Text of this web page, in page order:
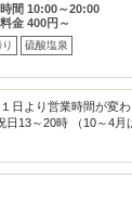
間 10:00～20:00
金 400円～
硫酸塩泉
日より営業時間が変
13～20時 （10～4月